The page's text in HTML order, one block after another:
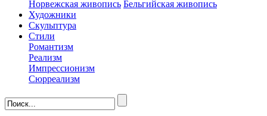
Норвежская живопись Бельгийская живопись
Художники
Скульптура
Стили
Романтизм
Реализм
Импрессионизм
Сюрреализм